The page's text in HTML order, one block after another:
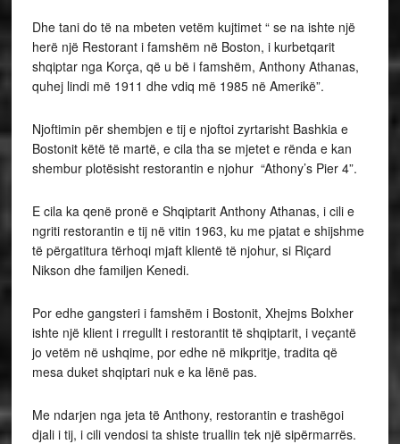
Dhe tani do të na mbeten vetëm kujtimet “ se na ishte një
herë një Restorant i famshëm në Boston, i kurbetqarit
shqiptar nga Korça, që u bë i famshëm, Anthony Athanas,
quhej lindi më 1911 dhe vdiq më 1985 në Amerikë”.
Njoftimin për shembjen e tij e njoftoi zyrtarisht Bashkia e
Bostonit këtë të martë, e cila tha se mjetet e rënda e kan
shembur plotësisht restorantin e njohur “Athony’s Pier 4”.
E cila ka qenë pronë e Shqiptarit Anthony Athanas, i cili e
ngriti restorantin e tij në vitin 1963, ku me pjatat e shijshme
të përgatitura tërhoqi mjaft klientë të njohur, si Riçard
Nikson dhe familjen Kenedi.
Por edhe gangsteri i famshëm i Bostonit, Xhejms Bolxher
ishte një klient i rregullt i restorantit të shqiptarit, i veçantë
jo vetëm në ushqime, por edhe në mikpritje, tradita që
mesa duket shqiptari nuk e ka lënë pas.
Me ndarjen nga jeta të Anthony, restorantin e trashëgoi
djali i tij, i cili vendosi ta shiste truallin tek një sipërmarrës.